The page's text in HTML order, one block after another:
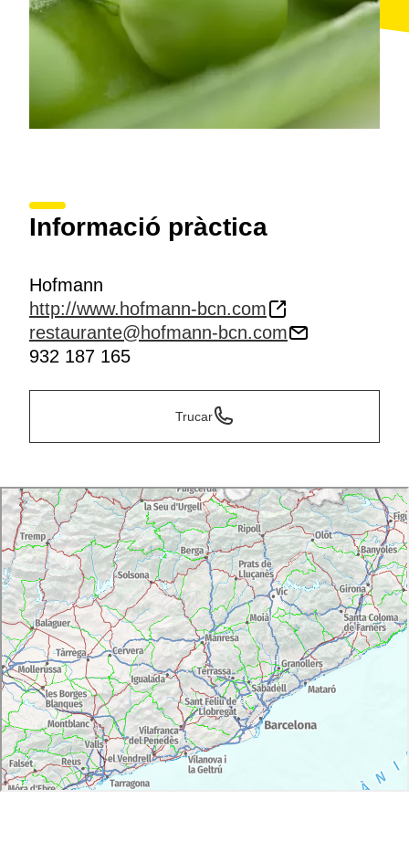
Informació pràctica
Hofmann
http://www.hofmann-bcn.com
restaurante@hofmann-bcn.com
932 187 165
Trucar